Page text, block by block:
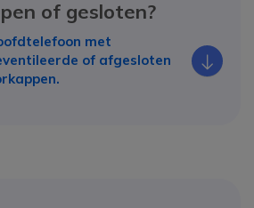
of gesloten?
met
of afgesloten